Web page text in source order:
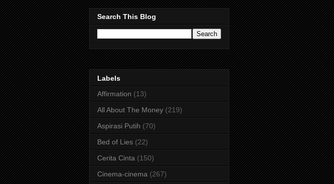
Search This Blog
Labels
Affirmation (13)
All About The Money (219)
Aspirasi Putih (70)
Bed of Lies (22)
Cerita Cinta (150)
Cinema-cinema (267)